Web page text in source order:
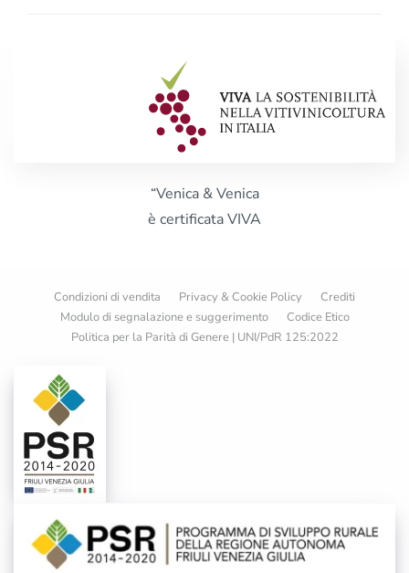
“Venica & Venica
è certificata VIVA
Condizioni di vendita Privacy & Cookie Policy
Crediti
Modulo di segnalazione e suggerimento
Codice Etico
Politica per la Parità di Genere | UNI/PdR 125:2022